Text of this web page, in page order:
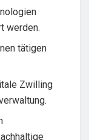
werden.
tätigen
Zwilling